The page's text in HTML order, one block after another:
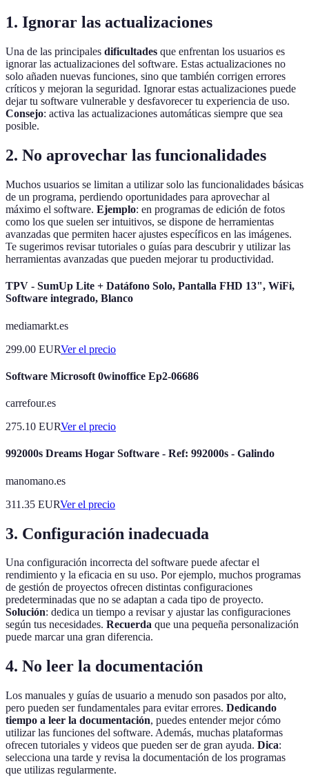
1. Ignorar las actualizaciones
Una de las principales dificultades que enfrentan los usuarios es
ignorar las actualizaciones del software. Estas actualizaciones no
solo añaden nuevas funciones, sino que también corrigen errores
críticos y mejoran la seguridad. Ignorar estas actualizaciones puede
dejar tu software vulnerable y desfavorecer tu experiencia de uso.
Consejo: activa las actualizaciones automáticas siempre que sea
posible.
2. No aprovechar las funcionalidades
Muchos usuarios se limitan a utilizar solo las funcionalidades básicas
de un programa, perdiendo oportunidades para aprovechar al
máximo el software. Ejemplo: en programas de edición de fotos
como los que suelen ser intuitivos, se dispone de herramientas
avanzadas que permiten hacer ajustes específicos en las imágenes.
Te sugerimos revisar tutoriales o guías para descubrir y utilizar las
herramientas avanzadas que pueden mejorar tu productividad.
TPV - SumUp Lite + Datáfono Solo, Pantalla FHD 13", WiFi,
Software integrado, Blanco
mediamarkt.es
299.00 EURVer el precio
Software Microsoft 0winoffice Ep2-06686
carrefour.es
275.10 EURVer el precio
992000s Dreams Hogar Software - Ref: 992000s - Galindo
manomano.es
311.35 EURVer el precio
3. Configuración inadecuada
Una configuración incorrecta del software puede afectar el
rendimiento y la eficacia en su uso. Por ejemplo, muchos programas
de gestión de proyectos ofrecen distintas configuraciones
predeterminadas que no se adaptan a cada tipo de proyecto.
Solución: dedica un tiempo a revisar y ajustar las configuraciones
según tus necesidades. Recuerda que una pequeña personalización
puede marcar una gran diferencia.
4. No leer la documentación
Los manuales y guías de usuario a menudo son pasados por alto,
pero pueden ser fundamentales para evitar errores. Dedicando
tiempo a leer la documentación, puedes entender mejor cómo
utilizar las funciones del software. Además, muchas plataformas
ofrecen tutoriales y videos que pueden ser de gran ayuda. Dica:
selecciona una tarde y revisa la documentación de los programas
que utilizas regularmente.